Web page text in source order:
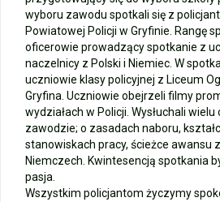
Zakończenie roku –
Zakończenie roku –
Wycieczka klasy 3b i 3d do
„Ostatni
🌊🏰 Wycieczka do
wyboru zawodu spotkali się z
Powiatowej Policji w Gryfinie. Rangę
oficerowie prowadzący spotkanie z
naczelnicy z Polski i Niemiec. W
uczniowie klasy policyjnej z Liceum
Gryfina. Uczniowie obejrzeli filmy
wydziałach w Policji. Wysłuchali
zawodzie; o zasadach naboru,
stanowiskach pracy, ścieżce awansu
Niemczech. Kwintesencją spotkania
pasja.
Wszystkim policjantom życzymy